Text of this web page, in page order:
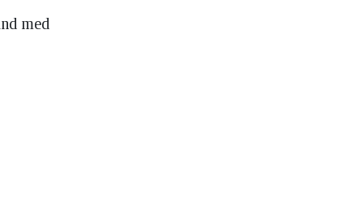
med